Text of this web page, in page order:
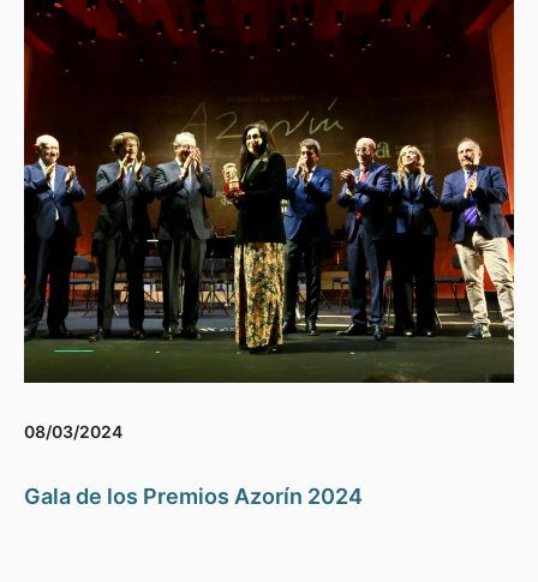
08/03/2024
Gala de los Premios Azorín 2024